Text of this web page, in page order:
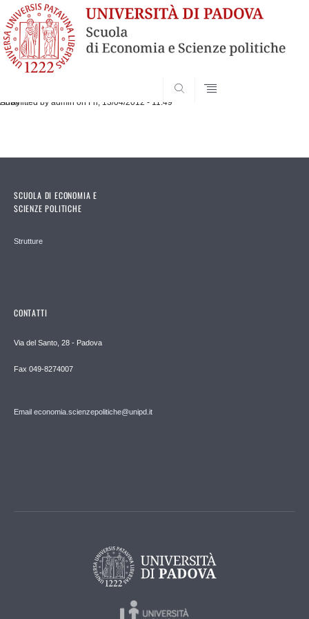
Submitted by admin on Fri, 13/04/2012 - 11:49
Array
SCUOLA DI ECONOMIA E
SCIENZE POLITICHE
Strutture
CONTATTI
Via del Santo, 28 - Padova
Fax 049-8274007
Email economia.scienzepolitiche@unipd.it